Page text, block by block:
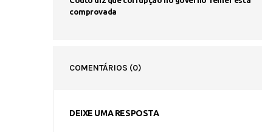
comprovada
COMENTÁRIOS (0)
DEIXE UMA RESPOSTA